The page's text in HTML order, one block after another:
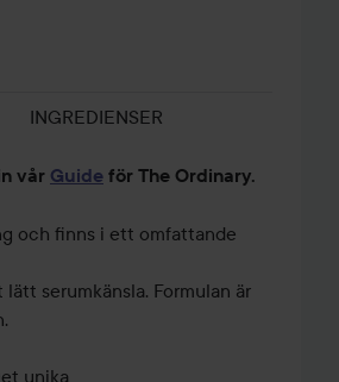
INGREDIENSER
vår Guide för The Ordinary.
och finns i ett omfattande
serumkänsla. Formulan är
unika